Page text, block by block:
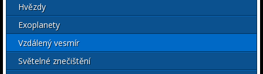
Hvězdy
Exoplanety
Vzdálený vesmír
Světelné znečištění